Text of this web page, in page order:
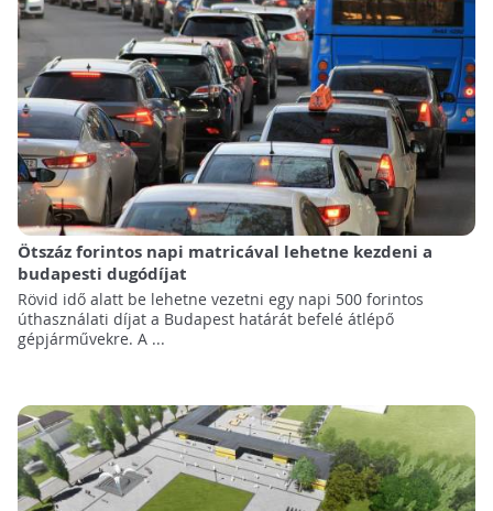
Ötszáz forintos napi matricával lehetne kezdeni a
budapesti dugódíjat
Rövid idő alatt be lehetne vezetni egy napi 500 forintos
úthasználati díjat a Budapest határát befelé átlépő
gépjárművekre. A ...